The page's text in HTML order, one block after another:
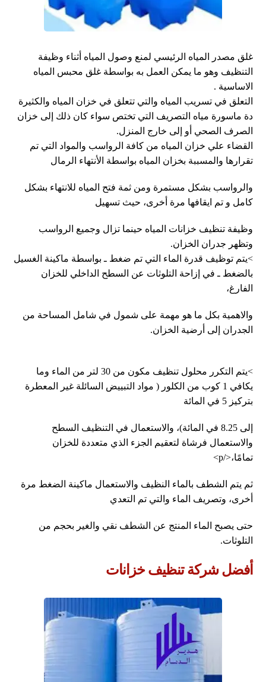
غلق مصدر المياه الرئيسي لمنع وصول المياه أثناء وظيفة
التنظيف وهو ما يمكن العمل به بواسطة غلق محبس المياه
الاساسية .
التعلق في تسريب المياه والتي تتعلق في خزان المياه والكثيرة
دة ماسورة مياه التصريف التي تختص سواء كان ذلك إلى خزان
الصرف الصحي أو إلى خارج المنزل.
القضاء علي خزان المياه من كافة الرواسب والمواد التي تم
تقرارها والمسببة بخزان المياه بواسطة الأنتهاء الرمال
والرواسب بشكل مستمرة ومن ثمة فتح المياه للانتهاء بشكل
كامل و تم ايقافها مرة أخرى، حيث تسهيل
وظيفة تنظيف خزانات المياه حينما تزال وجميع الرواسب
وتظهر جدران الخزان.
>يتم توظيف قدرة الماء التي تم ضغط ـ بواسطة ماكينة الغسيل
بالضغط ـ في إزاحة التلوثات عن السطح الداخلي للخزان
الفارغ،
والاهمية بكل ما هو مهمة على شمول في شامل المساحة من
الجدران إلى أرضية الخزان.
>يتم التكرر محلول تنظيف مكون من 30 لتر من الماء وما
يكافي 1 كوب من الكلور ( مواد التبييض السائلة غير المعطرة
بتركيز 5 في المائة
إلى 8.25 في المائة)، والاستعمال في التنظيف السطح
والاستعمال فرشاة لتعقيم الجزء الذي متعددة للخزان
تمامًا،</p>
ثم يتم الشطف بالماء النظيف والاستعمال ماكينة الضغط مرة
أخرى، وتصريف الماء والتي تم التعدي
حتى يصبح الماء المنتج عن الشطف نقي والغير بحجم من
التلوثات.
أفضل شركة تنظيف خزانات